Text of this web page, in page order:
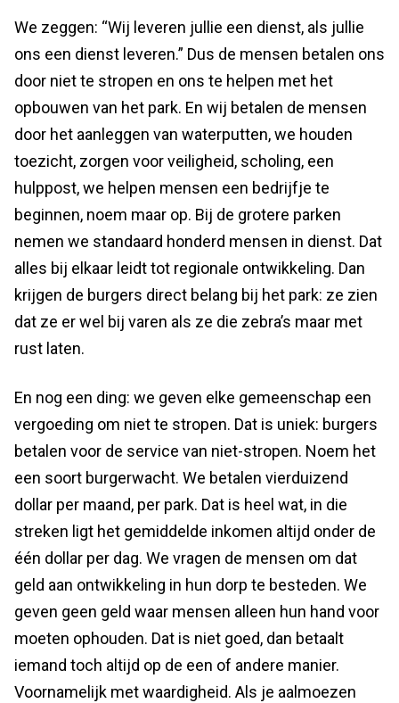
We zeggen: “Wij leveren jullie een dienst, als jullie
ons een dienst leveren.” Dus de mensen betalen ons
door niet te stropen en ons te helpen met het
opbouwen van het park. En wij betalen de mensen
door het aanleggen van waterputten, we houden
toezicht, zorgen voor veiligheid, scholing, een
hulppost, we helpen mensen een bedrijfje te
beginnen, noem maar op. Bij de grotere parken
nemen we standaard honderd mensen in dienst. Dat
alles bij elkaar leidt tot regionale ontwikkeling. Dan
krijgen de burgers direct belang bij het park: ze zien
dat ze er wel bij varen als ze die zebra’s maar met
rust laten.
En nog een ding: we geven elke gemeenschap een
vergoeding om niet te stropen. Dat is uniek: burgers
betalen voor de service van niet-stropen. Noem het
een soort burgerwacht. We betalen vierduizend
dollar per maand, per park. Dat is heel wat, in die
streken ligt het gemiddelde inkomen altijd onder de
één dollar per dag. We vragen de mensen om dat
geld aan ontwikkeling in hun dorp te besteden. We
geven geen geld waar mensen alleen hun hand voor
moeten ophouden. Dat is niet goed, dan betaalt
iemand toch altijd op de een of andere manier.
Voornamelijk met waardigheid. Als je aalmoezen